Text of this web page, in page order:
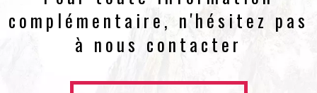
complémentaire, n'hésitez pas
à nous contacter